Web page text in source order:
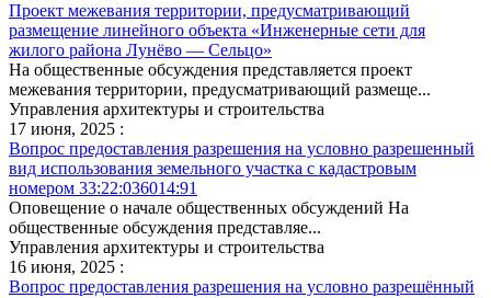
Проект межевания территории, предусматривающий
размещение линейного объекта «Инженерные сети для
жилого района Лунёво — Сельцо»
На общественные обсуждения представляется проект
межевания территории, предусматривающий размеще...
Управления архитектуры и строительства
17 июня, 2025 :
Вопрос предоставления разрешения на условно разрешенный
вид использования земельного участка с кадастровым
номером 33:22:036014:91
Оповещение о начале общественных обсуждений На
общественные обсуждения представляе...
Управления архитектуры и строительства
16 июня, 2025 :
Вопрос предоставления разрешения на условно разрешённый